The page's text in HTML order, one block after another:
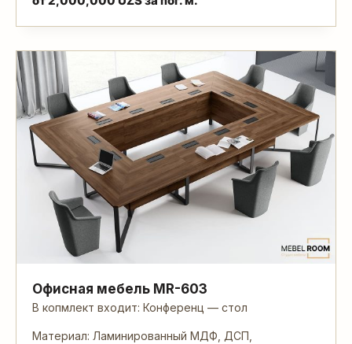
Офисная мебель MR-603
В копмлект входит: Конференц — стол
Материал: Ламинированный МДФ, ДСП,